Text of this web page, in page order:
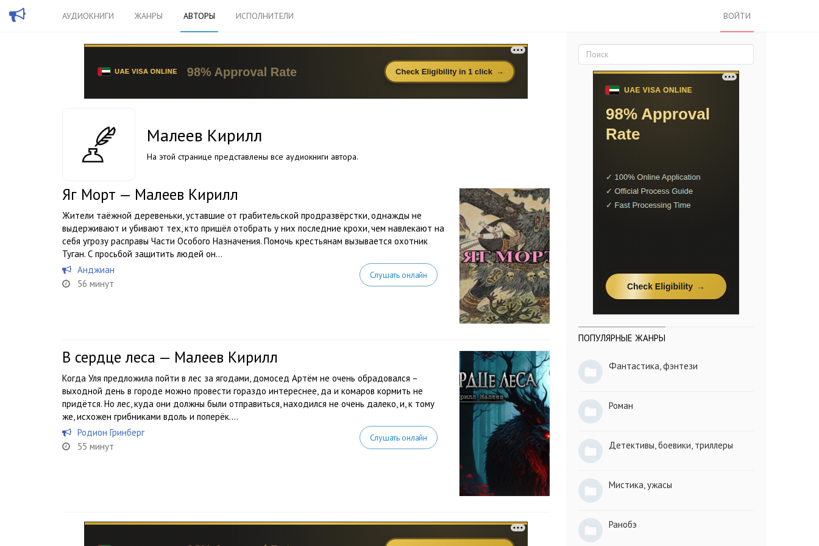
АУДИОКНИГИ ЖАНРЫ АВТОРЫ ИСПОЛНИТЕЛИ ВОЙТИ
Малеев Кирилл
На этой странице представлены все аудиокниги автора.
Яг Морт — Малеев Кирилл
Жители таёжной деревеньки, уставшие от грабительской продразвёрстки, однажды не
выдерживают и убивают тех, кто пришёл отобрать у них последние крохи, чем навлекают на
себя угрозу расправы Части Особого Назначения. Помочь крестьянам вызывается охотник
Туган. С просьбой защитить людей он...
Анджиан
56 минут
Слушать онлайн
В сердце леса — Малеев Кирилл
Когда Уля предложила пойти в лес за ягодами, домосед Артём не очень обрадовался –
выходной день в городе можно провести гораздо интереснее, да и комаров кормить не
придётся. Но лес, куда они должны были отправиться, находился не очень далеко, и, к тому
же, исхожен грибниками вдоль и поперёк....
Родион Гринберг
55 минут
Слушать онлайн
ПОПУЛЯРНЫЕ ЖАНРЫ
Фантастика, фэнтези
Роман
Детективы, боевики, триллеры
Мистика, ужасы
Ранобэ